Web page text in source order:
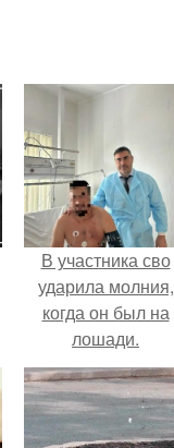
В участника сво
ударила молния,
когда он был на
лошади.